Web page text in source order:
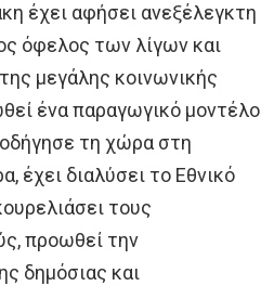
έχει αφήσει ανεξέλεγκτη
όφελος των λίγων και
μεγάλης κοινωνικής
ένα παραγωγικό μοντέλο
τη χώρα στη
έχει διαλύσει το Εθνικό
τους
προωθεί την
δημόσιας και